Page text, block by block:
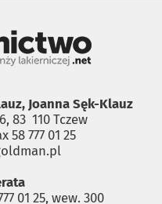
Joanna Sęk-Klauz
83 ­ 110 Tczew
58 777 01 25
01 25, wew. 300